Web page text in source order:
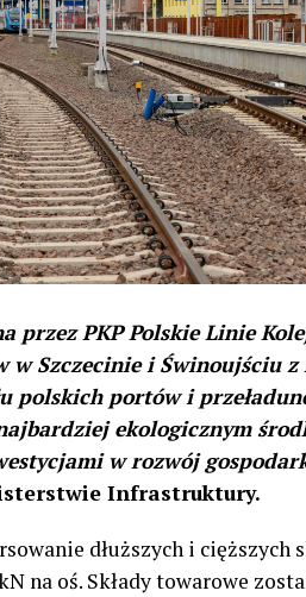
przez PKP Polskie Linie
Szczecinie i Świnoujściu z
polskich portów i
ekologicznym
w rozwój
Infrastruktury.
dłuższych i cięższych
na oś. Składy towarowe